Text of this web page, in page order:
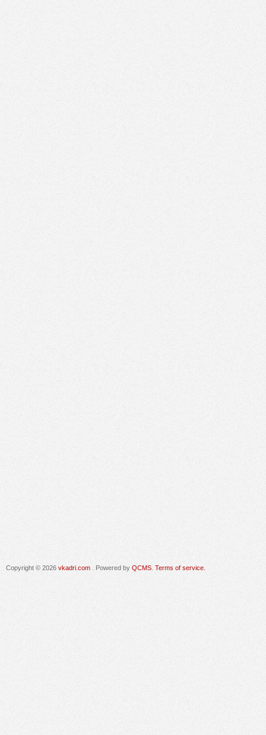
Copyright © 2026 vkadri.com . Powered by QCMS Terms of service.